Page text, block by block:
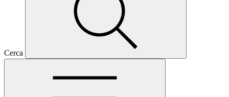
Cerca